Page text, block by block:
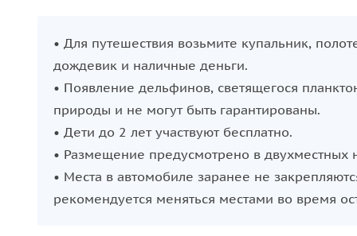
• Для путешествия возьмите купальник,
дождевик и наличные деньги.
• Появление дельфинов, светящегося
природы и не могут быть гарантированы.
• Дети до 2 лет участвуют бесплатно.
• Размещение предусмотрено в двухместных
• Места в автомобиле заранее не
рекомендуется меняться местами во время